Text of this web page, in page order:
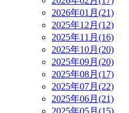
2026年01月(21)
2025年12月(12)
2025年11月(16)
2025年10月(20)
2025年09月(20)
2025年08月(17)
2025年07月(22)
2025年06月(21)
2025年05月(15)